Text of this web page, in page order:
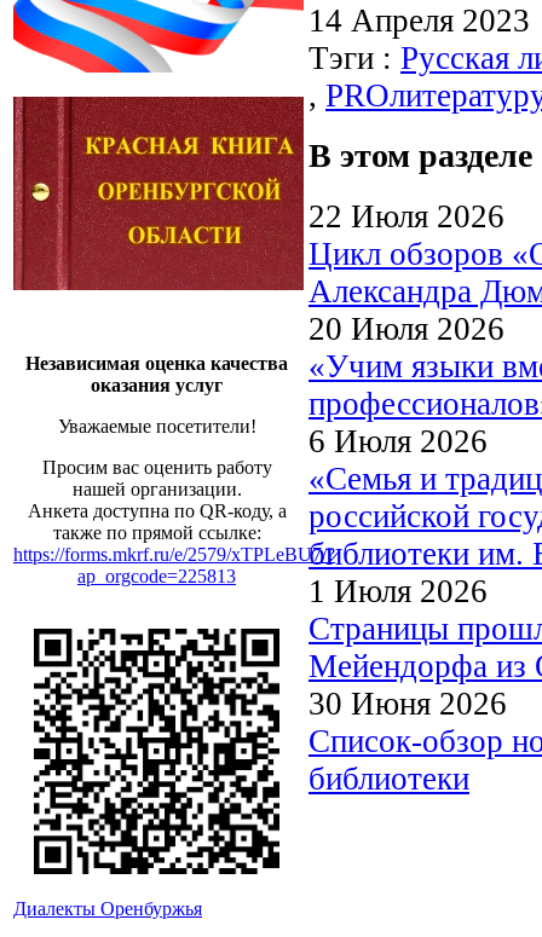
Независимая оценка качества
оказания услуг
Уважаемые посетители!
Просим вас оценить работу
нашей организации.
Анкета доступна по QR-коду, а
также по прямой ссылке:
https://forms.mkrf.ru/e/2579/xTPLeBU7/?
ap_orgcode=225813
Диалекты Оренбуржья
14 Апреля
Тэги : Русская
,
В этом разделе
22 Июля 2026
Цикл обзоров
Александра
20 Июля 2026
«Учим языки
6 Июля 2026
«Семья и
российской
библиотеки им.
1 Июля 2026
Страницы
Мейендорфа из
30 Июня 2026
Список-обзор
библиотеки